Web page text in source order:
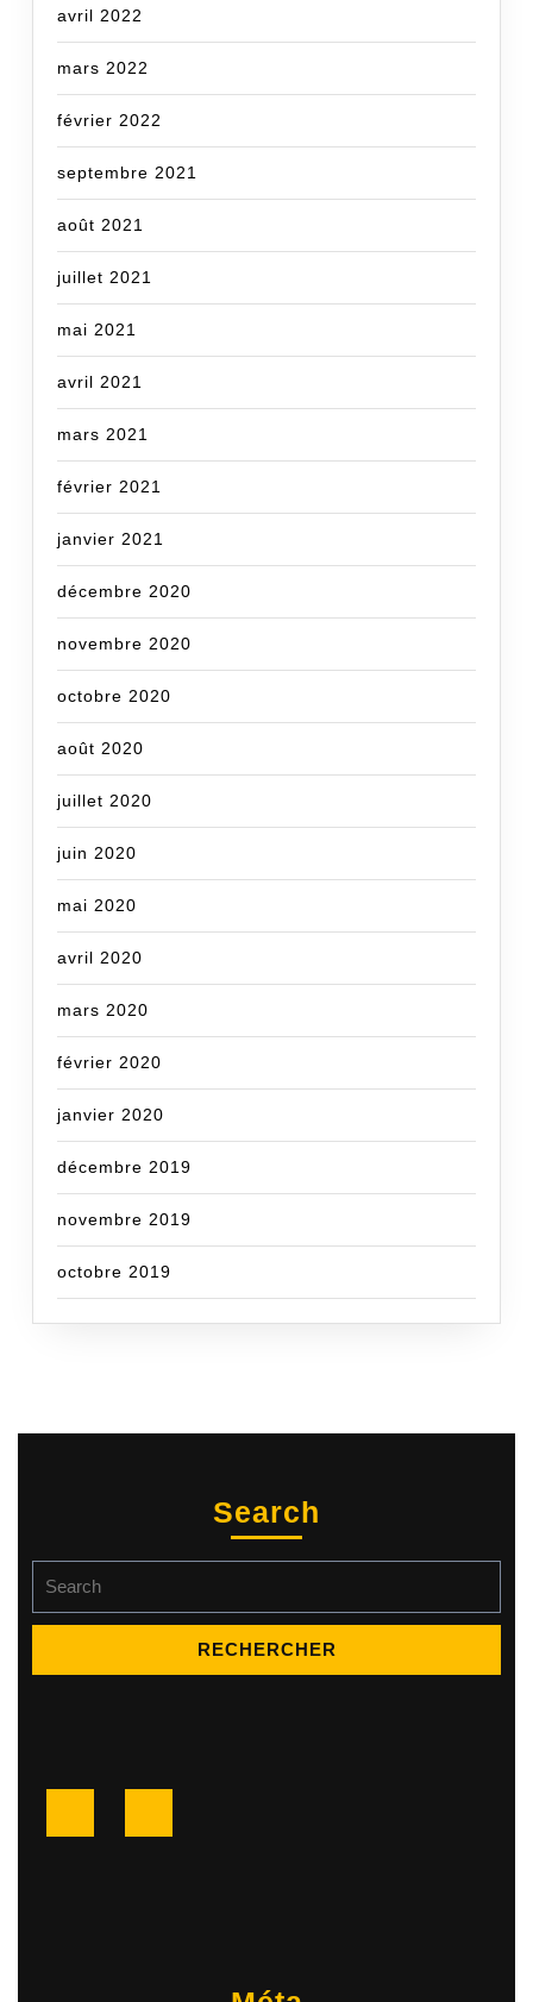
avril 2022
mars 2022
février 2022
septembre 2021
août 2021
juillet 2021
mai 2021
avril 2021
mars 2021
février 2021
janvier 2021
décembre 2020
novembre 2020
octobre 2020
août 2020
juillet 2020
juin 2020
mai 2020
avril 2020
mars 2020
février 2020
janvier 2020
décembre 2019
novembre 2019
octobre 2019
Search
for: